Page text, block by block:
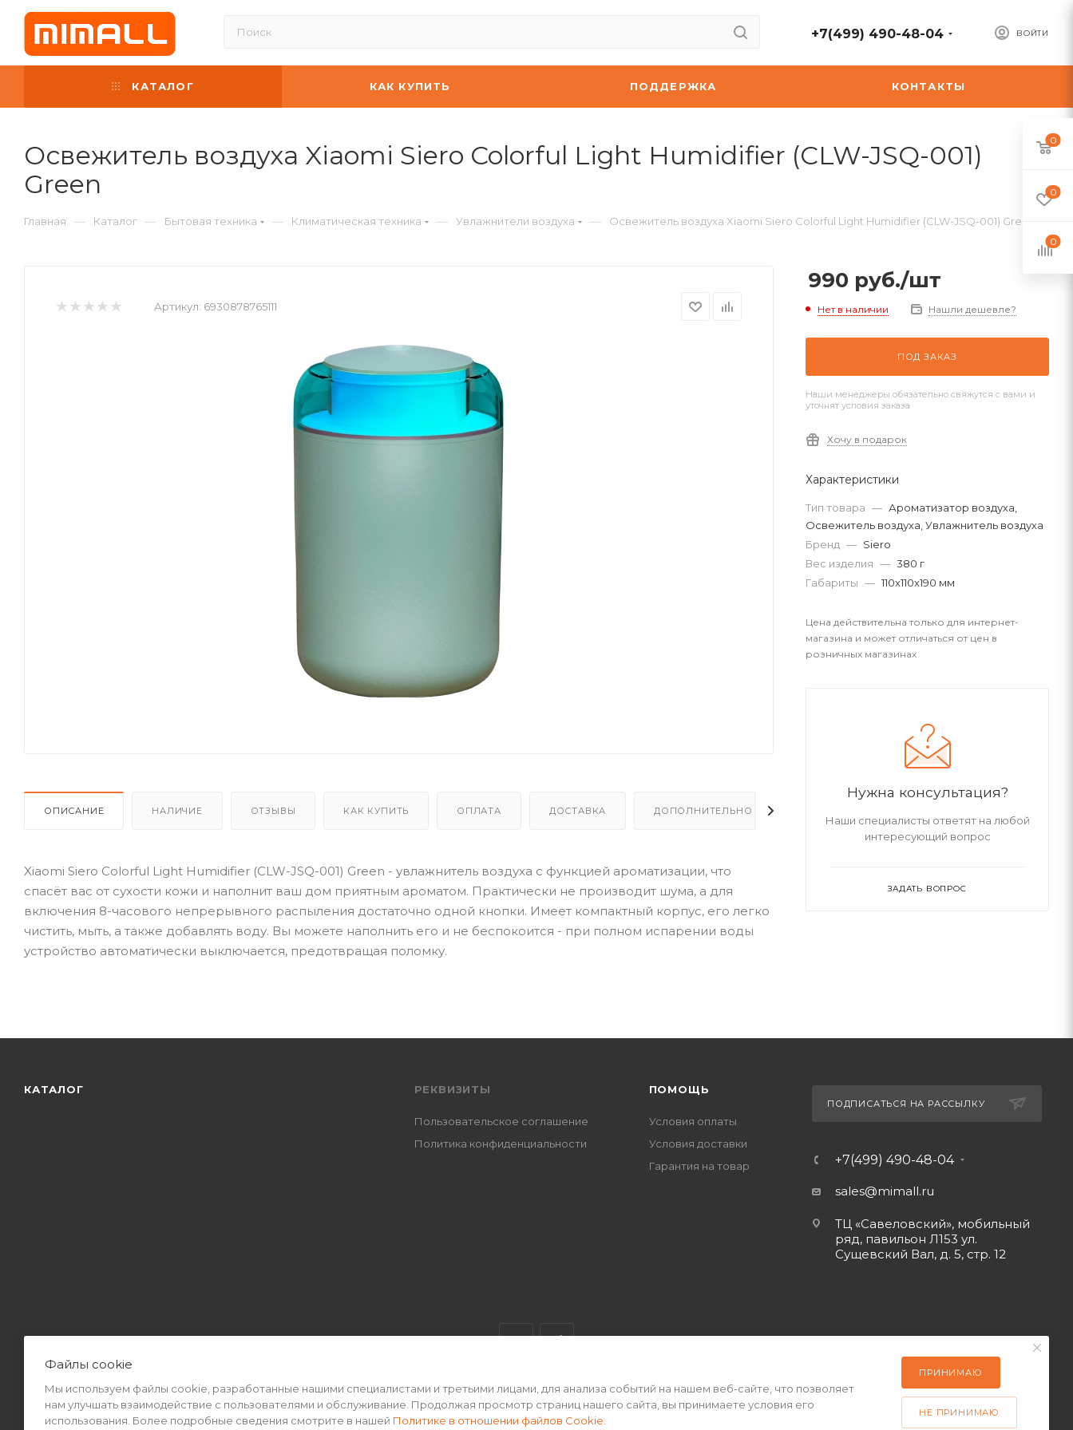
ВОЙТИ
+7(499) 490-48-04
КАТАЛОГ КАК КУПИТЬ ПОДДЕРЖКА КОНТАКТЫ
Освежитель воздуха Xiaomi Siero Colorful Light Humidifier (CLW-JSQ-001)
Green
Главная — Каталог — Бытовая техника — Климатическая техника — Увлажнители воздуха — Освежитель воздуха Xiaomi Siero Colorful Light Humidifier (CLW-JSQ-001) Green
Артикул: 6930878765111
ОПИСАНИЕ НАЛИЧИЕ ОТЗЫВЫ КАК КУПИТЬ ОПЛАТА ДОСТАВКА ДОПОЛНИТЕЛЬНО
Xiaomi Siero Colorful Light Humidifier (CLW-JSQ-001) Green - увлажнитель воздуха с функцией ароматизации, что
спасёт вас от сухости кожи и наполнит ваш дом приятным ароматом. Практически не производит шума, а для
включения 8-часового непрерывного распыления достаточно одной кнопки. Имеет компактный корпус, его легко
чистить, мыть, а также добавлять воду. Вы можете наполнить его и не беспокоится - при полном испарении воды
устройство автоматически выключается, предотвращая поломку.
990 руб./шт
Нет в наличии Нашли дешевле?
ПОД ЗАКАЗ
Наши менеджеры обязательно свяжутся с вами и
уточнят условия заказа
Хочу в подарок
Характеристики
Тип товара — Ароматизатор воздуха,
Освежитель воздуха, Увлажнитель воздуха
Бренд — Siero
Вес изделия — 380 г
Габариты — 110х110х190 мм
Цена действительна только для интернет-
магазина и может отличаться от цен в
розничных магазинах
Нужна консультация?
Наши специалисты ответят на любой
интересующий вопрос
ЗАДАТЬ ВОПРОС
КАТАЛОГ РЕКВИЗИТЫ
Пользовательское соглашение
Политика конфиденциальности
ПОМОЩЬ
Условия оплаты
Условия доставки
Гарантия на товар
ПОДПИСАТЬСЯ НА РАССЫЛКУ
+7(499) 490-48-04
sales@mimall.ru
ТЦ «Савеловский», мобильный
ряд, павильон Л153 ул.
Сущевский Вал, д. 5, стр. 12
2026 © Интернет-магазин MiMall® • Не является публичной офертой • 2026 г.
0
0
0
Файлы cookie
Мы используем файлы cookie, разработанные нашими специалистами и третьими лицами, для анализа событий на нашем веб-сайте, что позволяет
нам улучшать взаимодействие с пользователями и обслуживание. Продолжая просмотр страниц нашего сайта, вы принимаете условия его
использования. Более подробные сведения смотрите в нашей Политике в отношении файлов Cookie
ПРИНИМАЮ
НЕ ПРИНИМАЮ